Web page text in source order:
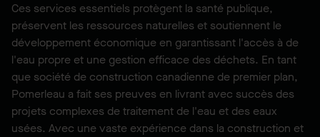
Ces services essentiels protègent la santé publique,
préservent les ressources naturelles et soutiennent le
développement économique en garantissant l'accès à de
l'eau propre et une gestion efficace des déchets. En tant
que société de construction canadienne de premier plan,
Pomerleau a fait ses preuves en livrant avec succès des
projets complexes de traitement de l'eau et des eaux
usées. Avec une vaste expérience dans la construction et